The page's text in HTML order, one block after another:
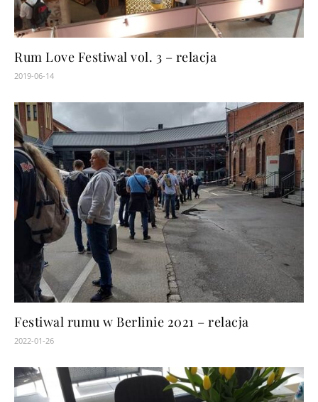
Rum Love Festiwal vol. 3 – relacja
2019-06-14
Festiwal rumu w Berlinie 2021 – relacja
2022-01-26